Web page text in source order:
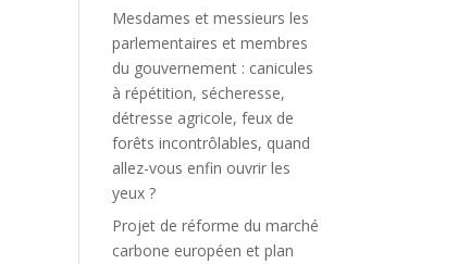
Mesdames et messieurs les
parlementaires et membres
du gouvernement : canicules
à répétition, sécheresse,
détresse agricole, feux de
forêts incontrôlables, quand
allez-vous enfin ouvrir les
yeux ?
Projet de réforme du marché
carbone européen et plan